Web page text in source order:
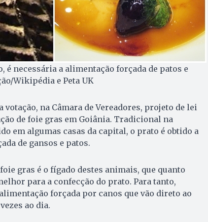
é necessária a alimentação forçada de patos e
Wikipédia e Peta UK
na Câmara de Vereadores, projeto de lei
de foie gras em Goiânia. Tradicional na
em algumas casas da capital, o prato é obtido a
de gansos e patos.
gras é o fígado destes animais, que quanto
para a confecção do prato. Para tanto,
forçada por canos que vão direto ao
ao dia.